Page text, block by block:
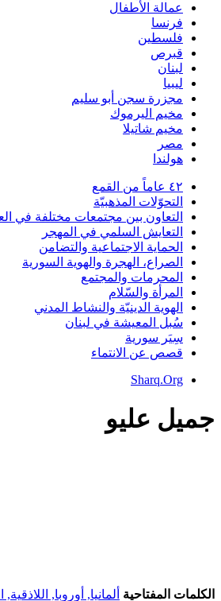
عمالة الأطفال
فرنسا
فلسطين
قبرص
لبنان
ليبيا
مجزرة سجن أبو سليم
مخيم اليرموك
مخيم شاتيلا
مصر
هولندا
٤٢ عاماً من القمع
التحوّلات المذهبيّة
التعاون بين مجتمعات مختلفة في
التعايش السلمي في المهجر
الحماية الاجتماعية والتضامن
الصراع، الهجرة والهوية السورية
المحرمات والمجتمع
المرأة والسّلام
الهوية الدينيّة والنشاط المدني
سُبل المعيشة في لبنان
سِيَر سورية
قصص عن الانتماء
Sharq.Org
جميل عليو
الكلمات المفتاحية ألمانيا, أوروبا, اللاذقية,